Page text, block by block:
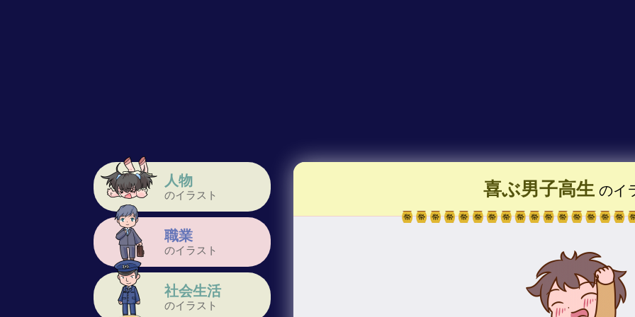
人物
のイラスト
職業
のイラスト
社会生活
のイラスト
喜ぶ男子高生のイ